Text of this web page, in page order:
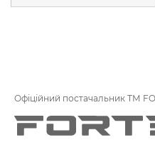
Офіційний постачальник ТМ